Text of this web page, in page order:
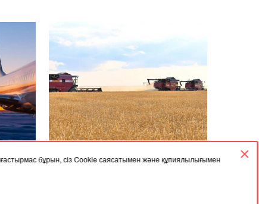
бұрын, сіз Cookie саясатымен және құпиялылығымен